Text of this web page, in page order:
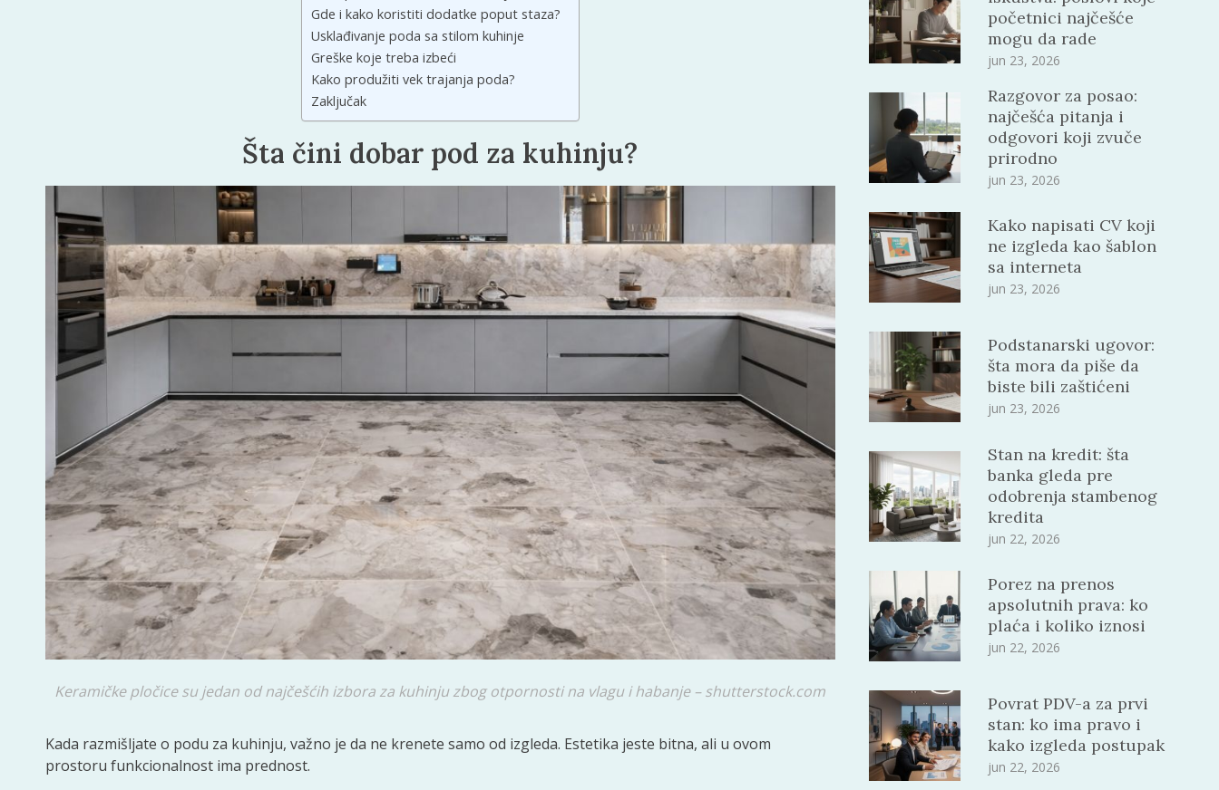
Gde i kako koristiti dodatke poput staza?
Usklađivanje poda sa stilom kuhinje
Greške koje treba izbeći
Kako produžiti vek trajanja poda?
Zaključak
Šta čini dobar pod za kuhinju?
Keramičke pločice su jedan od najčešćih izbora za kuhinju zbog otpornosti na vlagu i habanje – shutterstock.com
Kada razmišljate o podu za kuhinju, važno je da ne krenete samo od izgleda. Estetika jeste bitna, ali u ovom
prostoru funkcionalnost ima prednost.
početnici najčešće
mogu da rade
jun 23, 2026
Razgovor za posao:
najčešća pitanja i
odgovori koji zvuče
prirodno
jun 23, 2026
Kako napisati CV koji
ne izgleda kao šablon
sa interneta
jun 23, 2026
Podstanarski ugovor:
šta mora da piše da
biste bili zaštićeni
jun 23, 2026
Stan na kredit: šta
banka gleda pre
odobrenja stambenog
kredita
jun 22, 2026
Porez na prenos
apsolutnih prava: ko
plaća i koliko iznosi
jun 22, 2026
Povrat PDV-a za prvi
stan: ko ima pravo i
kako izgleda postupak
jun 22, 2026